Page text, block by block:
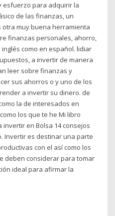
esfuerzo para adquirir la
de las finanzas, un
muy buena herramienta
finanzas personales, ahorro,
como en español. lidiar
a invertir de manera
leer sobre finanzas y
sus ahorros o y uno de los
a invertir su dinero. de
la de interesados en
los que te he Mi libro
en Bolsa 14 consejos
Invertir es destinar una parte
con el así como los
deben considerar para tomar
ideal para afirmar la